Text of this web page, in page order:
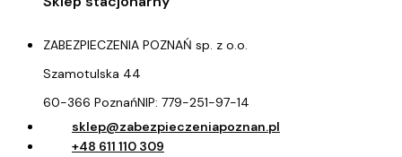
ZABEZPIECZENIA POZNAŃ sp. z o.o.
Szamotulska 44
60-366 PoznańNIP: 779-251-97-14
sklep@zabezpieczeniapoznan.pl
+48 611 110 309